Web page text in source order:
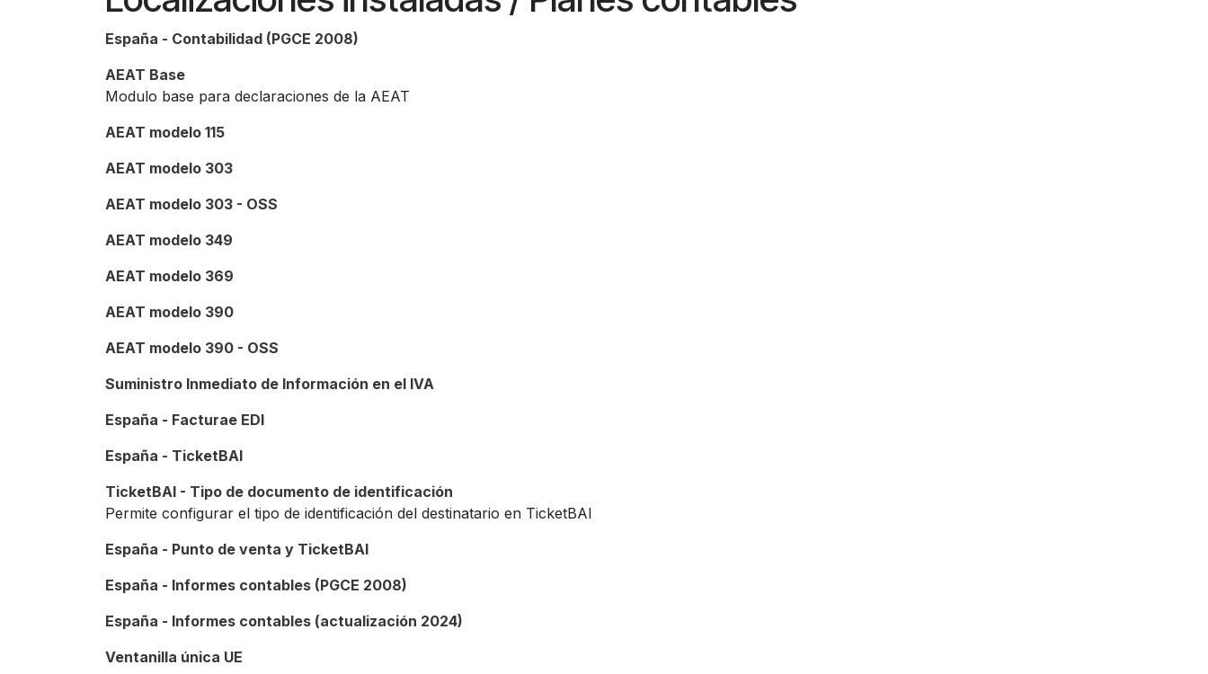
España - Contabilidad (PGCE 2008)
AEAT Base
Modulo base para declaraciones de la AEAT
AEAT modelo 115
AEAT modelo 303
AEAT modelo 303 - OSS
AEAT modelo 349
AEAT modelo 369
AEAT modelo 390
AEAT modelo 390 - OSS
Suministro Inmediato de Información en el IVA
España - Facturae EDI
España - TicketBAI
TicketBAI - Tipo de documento de identificación
Permite configurar el tipo de identificación del destinatario en TicketBAI
España - Punto de venta y TicketBAI
España - Informes contables (PGCE 2008)
España - Informes contables (actualización 2024)
Ventanilla única UE